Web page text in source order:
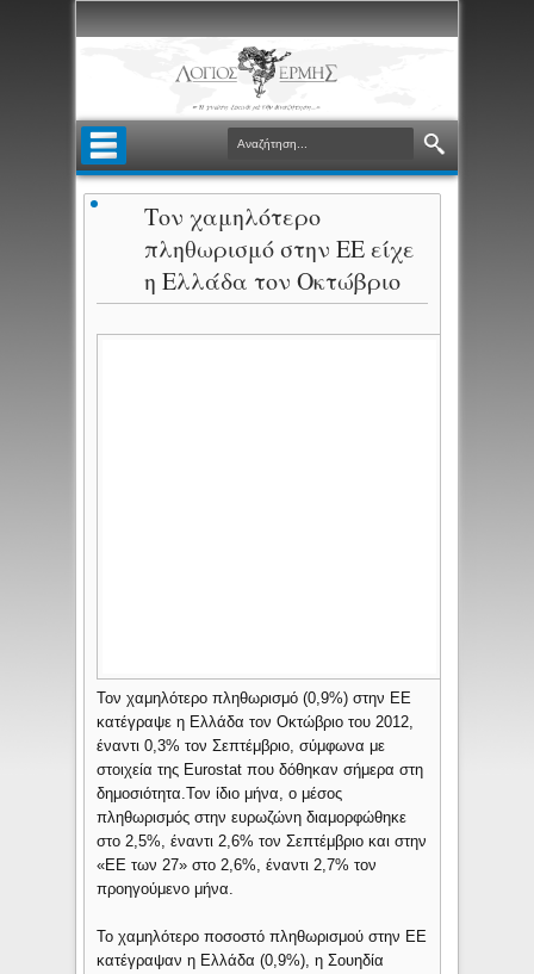
Τον χαμηλότερο
πληθωρισμό στην ΕΕ είχε
η Ελλάδα τον Οκτώβριο
Τον χαμηλότερο πληθωρισμό (0,9%) στην ΕΕ
κατέγραψε η Ελλάδα τον Οκτώβριο του 2012,
έναντι 0,3% τον Σεπτέμβριο, σύμφωνα με
στοιχεία της Eurostat που δόθηκαν σήμερα στη
δημοσιότητα.Τον ίδιο μήνα, ο μέσος
πληθωρισμός στην ευρωζώνη διαμορφώθηκε
στο 2,5%, έναντι 2,6% τον Σεπτέμβριο και στην
«ΕΕ των 27» στο 2,6%, έναντι 2,7% τον
προηγούμενο μήνα.
Το χαμηλότερο ποσοστό πληθωρισμού στην ΕΕ
κατέγραψαν η Ελλάδα (0,9%), η Σουηδία